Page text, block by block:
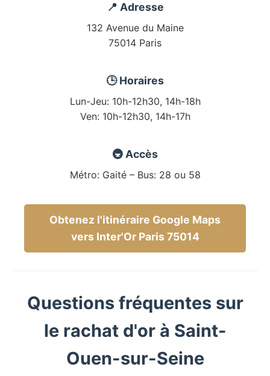
📍 Adresse
132 Avenue du Maine
75014 Paris
🕒 Horaires
Lun-Jeu: 10h-12h30, 14h-18h
Ven: 10h-12h30, 14h-17h
🚇 Accès
Métro: Gaité – Bus: 28 ou 58
Obtenez l'itinéraire Google Maps
vers Inter'Or Paris 75014
Questions fréquentes sur
le rachat d'or à Saint-
Ouen-sur-Seine